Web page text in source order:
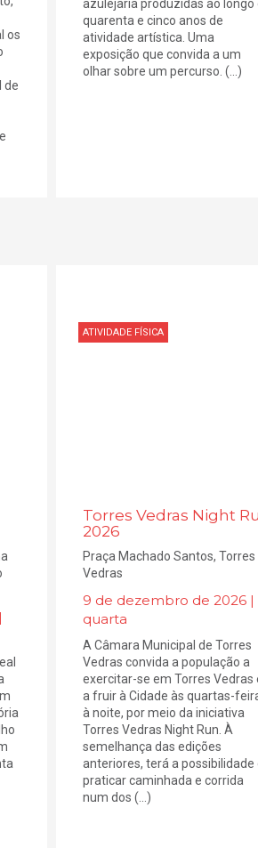
os
de
azulejaria produzidas ao longo
quarenta e cinco anos de
atividade artística. Uma
exposição que convida a um
olhar sobre um percurso. (...)
ATIVIDADE FÍSICA
Torres Vedras Night
2026
Praça Machado Santos, Torres
Vedras
9 de dezembro de 2026 |
quarta
A Câmara Municipal de Torres
Vedras convida a população a
exercitar-se em Torres Vedras
a fruir à Cidade às quartas-
à noite, por meio da iniciativa
Torres Vedras Night Run. À
semelhança das edições
anteriores, terá a possibilidade
praticar caminhada e corrida
num dos (...)